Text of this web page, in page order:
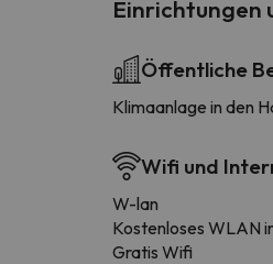
Einrichtungen
Öffentliche
Klimaanlage in den
Wifi und
W-lan
Kostenloses WLAN
Gratis Wifi